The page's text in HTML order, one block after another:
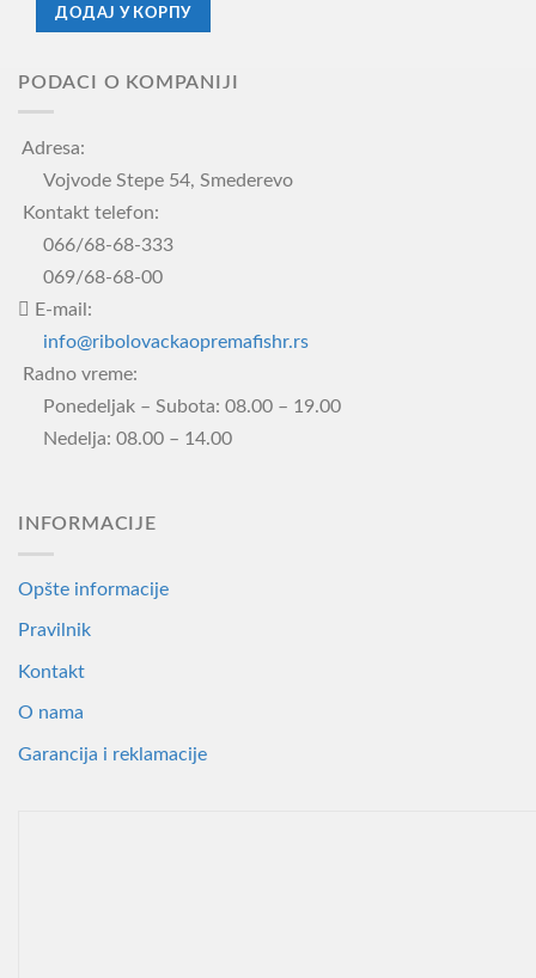
ДОДАЈ У КОРПУ
PODACI O KOMPANIJI
Adresa:
Vojvode Stepe 54, Smederevo
Kontakt telefon:
066/68-68-333
069/68-68-00
E-mail:
info@ribolovackaopremafishr.rs
Radno vreme:
Ponedeljak – Subota: 08.00 – 19.00
Nedelja: 08.00 – 14.00
INFORMACIJE
Opšte informacije
Pravilnik
Kontakt
O nama
Garancija i reklamacije